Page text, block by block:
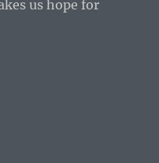
us hope for